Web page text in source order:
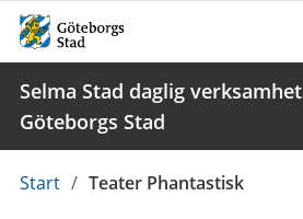
Selma Stad daglig verksamhet
Göteborgs Stad
Du
Start / Teater Phantastisk